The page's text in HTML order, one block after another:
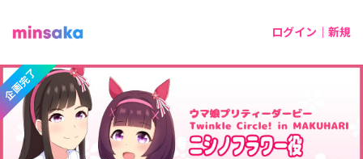
ログイン｜新規
企画完了